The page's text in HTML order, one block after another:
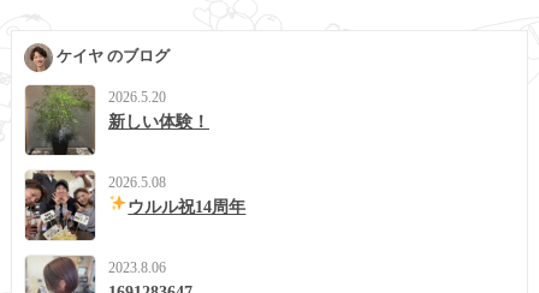
ケイヤ のブログ
2026.5.20
新しい体験！
2026.5.08
ウルル祝14周年
2023.8.06